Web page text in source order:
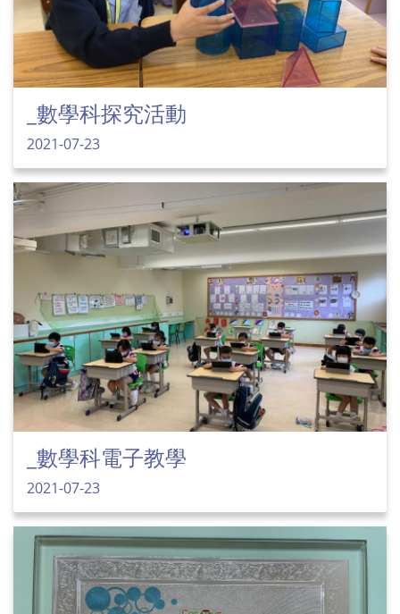
_數學科探究活動
2021-07-23
_數學科電子教學
2021-07-23